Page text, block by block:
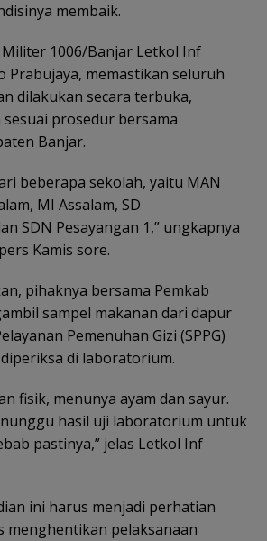
membaik.
1006/Banjar Letkol Inf
Prabujaya, memastikan seluruh
dilakukan secara terbuka,
prosedur bersama
Banjar.
beberapa sekolah, yaitu MAN
MI Assalam, SD
SDN Pesayangan 1,” ungkapnya
Kamis sore.
pihaknya bersama Pemkab
sampel makanan dari dapur
Pemenuhan Gizi (SPPG)
di laboratorium.
fisik, menunya ayam dan sayur.
hasil uji laboratorium untuk
pastinya,” jelas Letkol Inf
ini harus menjadi perhatian
menghentikan pelaksanaan